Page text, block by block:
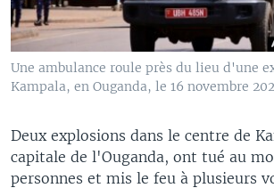
Une ambulance roule près du lieu d'une
Kampala, en Ouganda, le 16 novembre
Deux explosions dans le centre de
capitale de l'Ouganda, ont tué au
personnes et mis le feu à plusieurs